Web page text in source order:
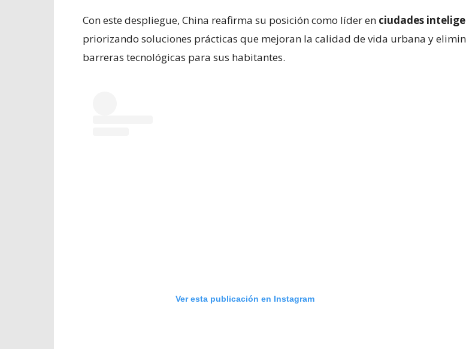
Con este despliegue, China reafirma su posición como líder en ciudades
priorizando soluciones prácticas que mejoran la calidad de vida urbana y
barreras tecnológicas para sus habitantes.
Ver esta publicación en Instagram